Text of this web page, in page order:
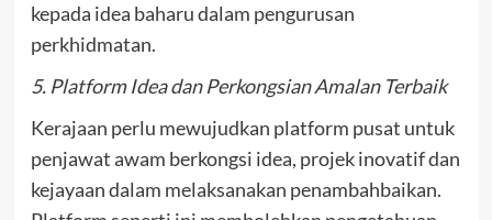
kepada idea baharu dalam pengurusan
perkhidmatan.
5. Platform Idea dan Perkongsian Amalan Terbaik
Kerajaan perlu mewujudkan platform pusat untuk
penjawat awam berkongsi idea, projek inovatif dan
kejayaan dalam melaksanakan penambahbaikan.